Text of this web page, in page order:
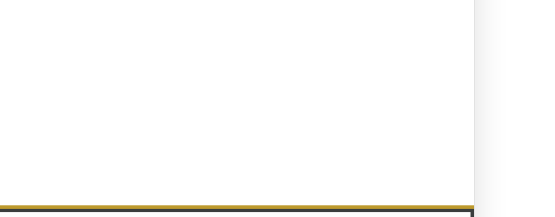
ऋषभ-जिणंदा… (४)